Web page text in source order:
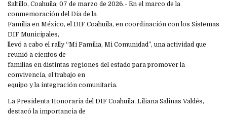
Saltillo, Coahuila; 07 de marzo de 2026.- En el marco de la
conmemoración del Día de la
Familia en México, el DIF Coahuila, en coordinación con los Sistemas
DIF Municipales,
llevó a cabo el rally “Mi Familia, Mi Comunidad”, una actividad que
reunió a cientos de
familias en distintas regiones del estado para promover la
convivencia, el trabajo en
equipo y la integración comunitaria.
La Presidenta Honoraria del DIF Coahuila, Liliana Salinas Valdés,
destacó la importancia de